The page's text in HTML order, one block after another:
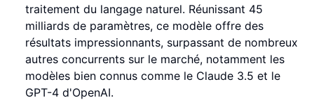
traitement du langage naturel. Réunissant 45
milliards de paramètres, ce modèle offre des
résultats impressionnants, surpassant de nombreux
autres concurrents sur le marché, notamment les
modèles bien connus comme le Claude 3.5 et le
GPT-4 d'OpenAI.